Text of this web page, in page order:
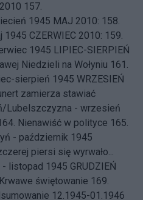
157.
1945 MAJ 2010: 158.
1945 CZERWIEC 2010: 159.
1945 LIPIEC-SIERPIEŃ
Niedzieli na Wołyniu 161.
sierpień 1945 WRZESIEŃ
zamierza stawiać
Lubelszczyzna - wrzesień
Nienawiść w polityce 165.
- październik 1945
piersi się wyrwało...
listopad 1945 GRUDZIEŃ
Krwawe świętowanie 169.
12.1945-01.1946